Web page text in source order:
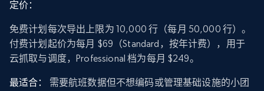
定价：
免费计划每次导出上限为 10,000 行（每月 50,000 行）。
付费计划起价为每月 $69（Standard，按年计费），用于
云抓取与调度，Professional 档为每月 $249。
最适合：
需要航班数据但不想编码或管理基础设施的小团